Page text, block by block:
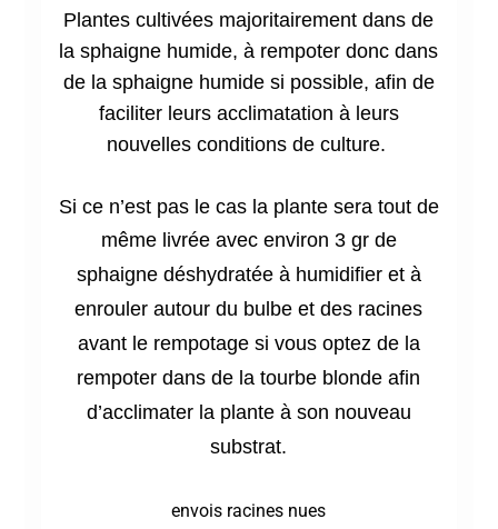
Plantes cultivées majoritairement dans de
la sphaigne humide, à rempoter donc dans
de la sphaigne humide si possible, afin de
faciliter leurs acclimatation à leurs
nouvelles conditions de culture.
Si ce n’est pas le cas la plante sera tout de
même livrée avec environ 3 gr de
sphaigne déshydratée à humidifier et à
enrouler autour du bulbe et des racines
avant le rempotage si vous optez de la
rempoter dans de la tourbe blonde afin
d’acclimater la plante à son nouveau
substrat.
envois racines nues